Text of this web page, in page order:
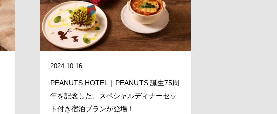
2024.10.16
PEANUTS HOTEL｜PEANUTS 誕生75周
年を記念した、スペシャルディナーセッ
ト付き宿泊プランが登場！